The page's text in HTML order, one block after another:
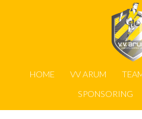
HOME VV ARUM
SPONSORING